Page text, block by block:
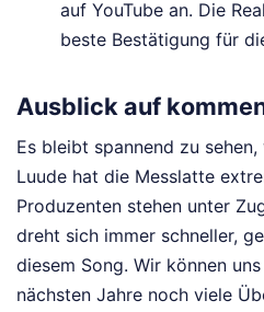
auf YouTube an. Die
beste Bestätigung für
Ausblick auf
Es bleibt spannend zu
Luude hat die Messlatte
Produzenten stehen unter
dreht sich immer schneller,
diesem Song. Wir können
nächsten Jahre noch viele